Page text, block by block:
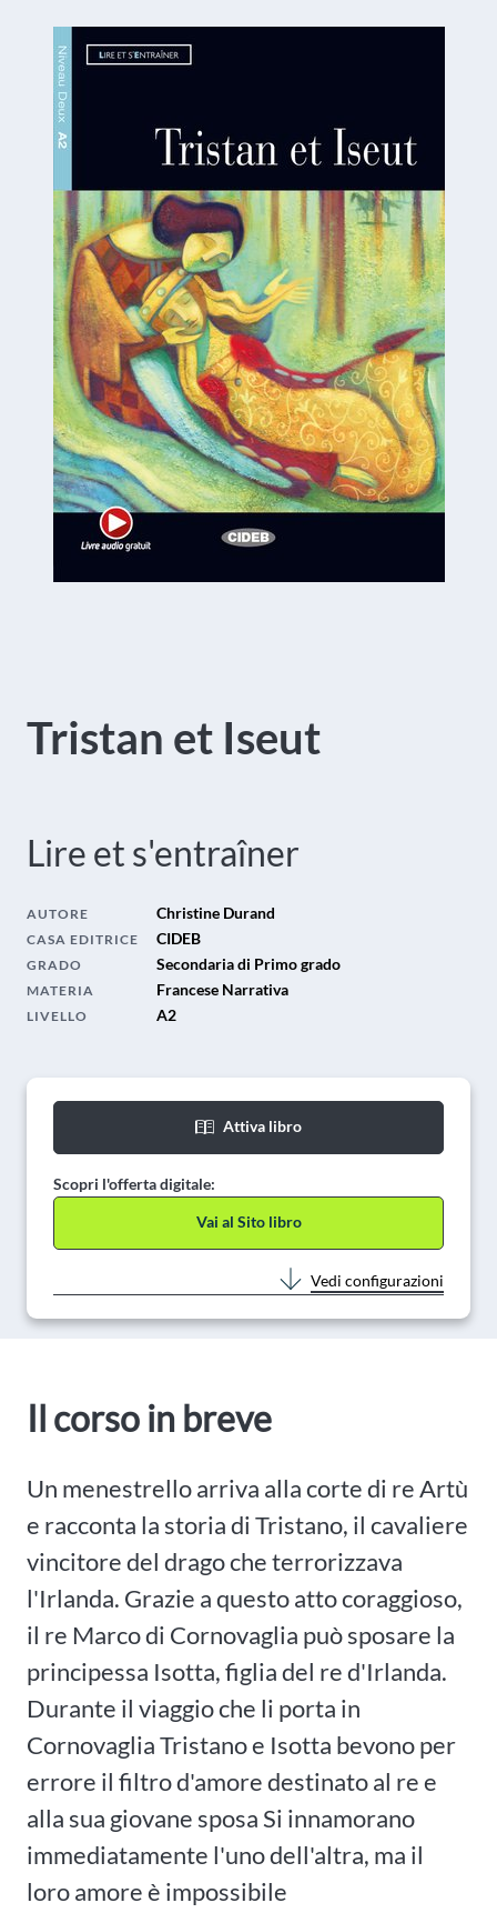
Tristan et Iseut
Lire et s'entraîner
AUTORE Christine Durand
CASA EDITRICE CIDEB
GRADO Secondaria di Primo grado
MATERIA Francese Narrativa
LIVELLO A2
Attiva libro
Scopri l'offerta digitale:
Vai al Sito libro
Vedi configurazioni
Il corso in breve
Un menestrello arriva alla corte di re Artù
e racconta la storia di Tristano, il cavaliere
vincitore del drago che terrorizzava
l'Irlanda. Grazie a questo atto coraggioso,
il re Marco di Cornovaglia può sposare la
principessa Isotta, figlia del re d'Irlanda.
Durante il viaggio che li porta in
Cornovaglia Tristano e Isotta bevono per
errore il filtro d'amore destinato al re e
alla sua giovane sposa Si innamorano
immediatamente l'uno dell'altra, ma il
loro amore è impossibile